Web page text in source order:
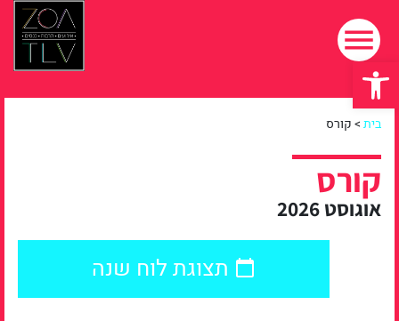
פתח סרגל נגישות
בית>קורס
קורס
אוגוסט 2026
תצוגת לוח שנה